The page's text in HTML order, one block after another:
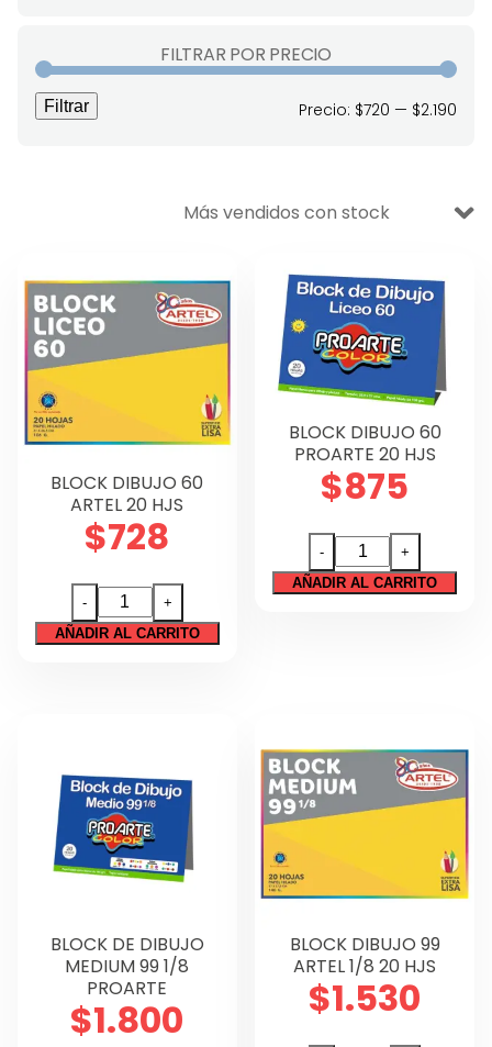
VENTA BODEGA
Ofertas
Manualidades
Didáctico
Lettering y Diseño
Papelería
Tecnología
Regalos
Sin categorizar
FILTRAR POR PRECIO
Filtrar Precio: $720 — $2.190
BLOCK DIBUJO 60
ARTEL 20 HJS
$728
-
BLOCK
DIBUJO
+
AÑADIR AL CARRITO
BLOCK DIBUJO 60
PROARTE 20 HJS
$875
-
BLOCK
DIBUJO
+
AÑADIR AL CARRITO
BLOCK DE DIBUJO
MEDIUM 99 1/8
PROARTE
$1.800
BLOCK DIBUJO 99
ARTEL 1/8 20 HJS
$1.530